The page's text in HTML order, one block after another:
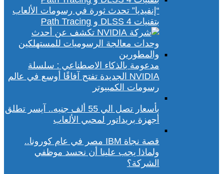
“إنفيديا” تحدث ثورة في رسومات الألعاب
بتقنيات DLSS 4 و Path Tracing
مدعومة بالذكاء الاصطناعي : سلسلة
NVIDIA الجديدة تفتح آفاقًا أوسع في عالم
رسومات الكمبيوتر
بأسعار تصل الي 55 ألف جنيه.. آيسر تطلق
أجهزة بريداتور لمحبي الألعاب
قصة نجاة IBM مصر في عام كورونا..
ولماذا يجب علينا أن نحسد موظفي
الشركة؟